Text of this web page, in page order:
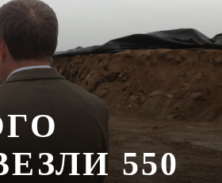
550